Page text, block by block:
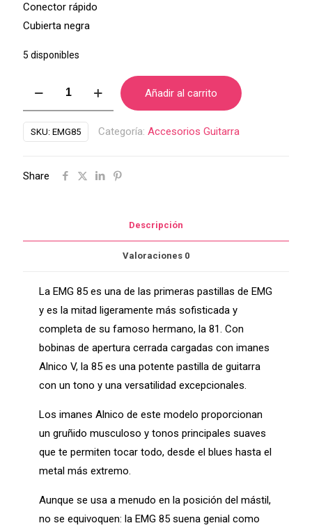
Conector rápido
Cubierta negra
5 disponibles
EMG
85
cantidad
Añadir al carrito
SKU: EMG85 Categoría: Accesorios Guitarra
Share
Descripción
Valoraciones 0
La EMG 85 es una de las primeras pastillas de EMG
y es la mitad ligeramente más sofisticada y
completa de su famoso hermano, la 81. Con
bobinas de apertura cerrada cargadas con imanes
Alnico V, la 85 es una potente pastilla de guitarra
con un tono y una versatilidad excepcionales.
Los imanes Alnico de este modelo proporcionan
un gruñido musculoso y tonos principales suaves
que te permiten tocar todo, desde el blues hasta el
metal más extremo.
Aunque se usa a menudo en la posición del mástil,
no se equivoquen: la EMG 85 suena genial como